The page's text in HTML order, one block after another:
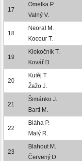
17
Omelka P.
Valný V.
18
Neoral M.
Kocour T.
19
Klokočník T.
Kovář D.
20
Kutěj T.
Žažo J.
21
Šimánko J.
Bartl M.
22
Bláha P.
Malý R.
23
Blahout M.
Červený D.